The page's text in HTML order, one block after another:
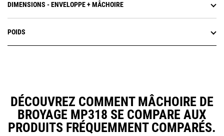
DIMENSIONS - ENVELOPPE + MÂCHOIRE
POIDS
DÉCOUVREZ COMMENT MÂCHOIRE DE
BROYAGE MP318 SE COMPARE AUX
PRODUITS FRÉQUEMMENT COMPARÉS.